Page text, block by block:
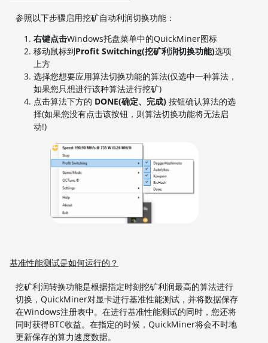
参照以下步骤启用挖矿自动利润切换功能：
右键点击Windows托盘菜单中的QuickMiner图标
移动鼠标到Profit Switching(挖矿利润切换功能)选项
上方
选择您想要应用算法切换功能的算法(仅选中一种算法，
如果您只想进行该种算法进行挖矿)
点击算法下方的 DONE(确定、完成) 按钮确认算法的选
择(如果您没有点击该按钮，则算法切换功能将无法启
动!)
基准性能测试是如何运行的？
挖矿利润转换功能是根据指定时刻挖矿利润最高的算法进行
切换，QuickMiner对显卡进行基准性能测试，并将数据保存
在Windows注册表中。在进行基准性能测试的同时，您还将
同时获得BTC收益。在指定的时候，QuickMiner将会不时地
更新保存的算力速度数据。